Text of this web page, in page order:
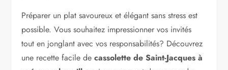
Préparer un plat savoureux et élégant sans stress est
possible. Vous souhaitez impressionner vos invités
tout en jonglant avec vos responsabilités? Découvrez
une recette facile decassolette de Saint-Jacques à